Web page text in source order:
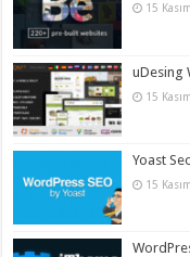
15
uDesing
15
Yoast
15